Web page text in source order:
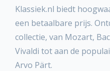
Klassiek.nl biedt
een betaalbare prijs.
collectie, van Mozart,
Vivaldi tot aan de
Arvo Pärt.